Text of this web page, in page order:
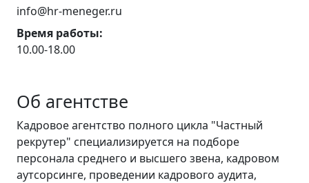
info@hr-meneger.ru
Время работы:
10.00-18.00
Об агентстве
Кадровое агентство полного цикла "Частный
рекрутер" специализируется на подборе
персонала среднего и высшего звена, кадровом
аутсорсинге, проведении кадрового аудита,